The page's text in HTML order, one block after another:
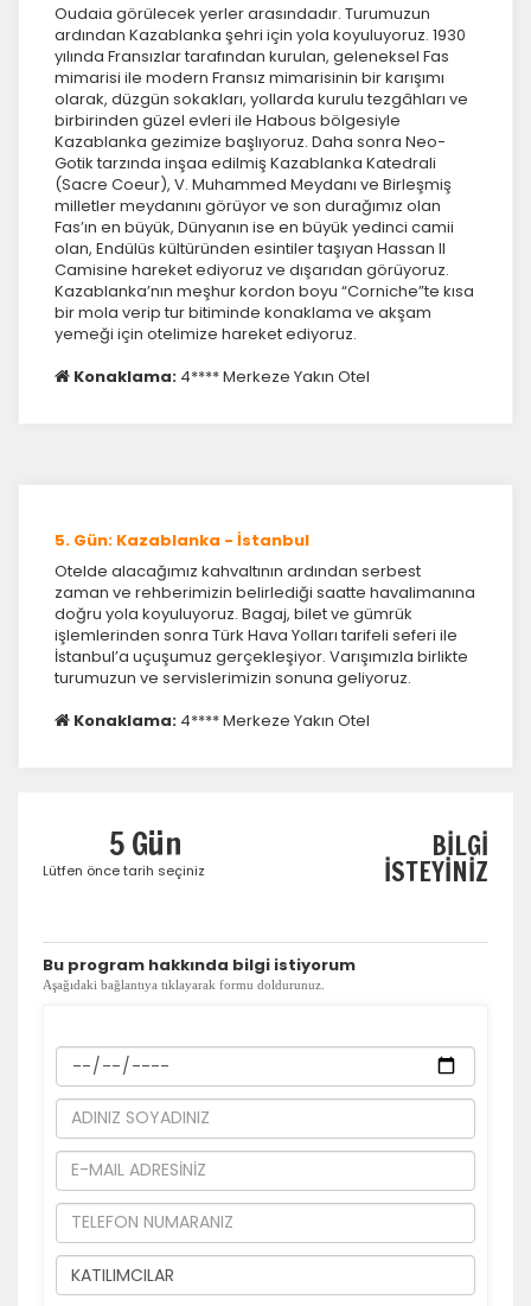
İstatistik Çerezleri
Ziyaretçilerin siteyi nasıl kullandığını anonim olarak
ölçeriz. Hangi sayfaların popüler olduğunu ve
kullanıcıların nerede zorluk yaşadığını anlamamıza
yardımcı olur.
Pazarlama Çerezleri
Size ve ilgi alanlarınıza uygun reklamlar göstermek
için kullanılır. Kapatırsanız reklamları görmeye devam
Tercihleri Kaydet
Oudaia görülecek yerler arasındadır. Turumuzun
ardından Kazablanka şehri için yola koyuluyoruz. 1930
yılında Fransızlar tarafından kurulan, geleneksel Fas
mimarisi ile modern Fransız mimarisinin bir karışımı
olarak, düzgün sokakları, yollarda kurulu tezgâhları ve
birbirinden güzel evleri ile Habous bölgesiyle
Kazablanka gezimize başlıyoruz. Daha sonra Neo-
Gotik tarzında inşaa edilmiş Kazablanka Katedrali
(Sacre Coeur), V. Muhammed Meydanı ve Birleşmiş
milletler meydanını görüyor ve son durağımız olan
Fas’ın en büyük, Dünyanın ise en büyük yedinci camii
olan, Endülüs kültüründen esintiler taşıyan Hassan II
Camisine hareket ediyoruz ve dışarıdan görüyoruz.
Kazablanka’nın meşhur kordon boyu “Corniche”te kısa
bir mola verip tur bitiminde konaklama ve akşam
yemeği için otelimize hareket ediyoruz.
Konaklama: 4**** Merkeze Yakın Otel
5. Gün: Kazablanka - İstanbul
Otelde alacağımız kahvaltının ardından serbest
zaman ve rehberimizin belirlediği saatte havalimanına
doğru yola koyuluyoruz. Bagaj, bilet ve gümrük
işlemlerinden sonra Türk Hava Yolları tarifeli seferi ile
İstanbul’a uçuşumuz gerçekleşiyor. Varışımızla birlikte
turumuzun ve servislerimizin sonuna geliyoruz.
Konaklama: 4**** Merkeze Yakın Otel
5 Gün
Lütfen önce tarih seçiniz
BİLGİ
İSTEYİNİZ
​Bu program hakkında bilgi istiyorum
Aşağıdaki bağlantıya tıklayarak formu doldurunuz.